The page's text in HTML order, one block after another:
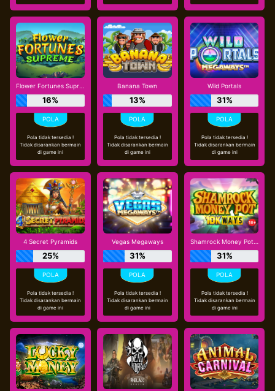
Flower Fortunes Supreme
16%
Pola tidak tersedia !
Tidak disarankan bermain
di game ini
Banana Town
13%
Pola tidak tersedia !
Tidak disarankan bermain
di game ini
Wild Portals
31%
Pola tidak tersedia !
Tidak disarankan bermain
di game ini
4 Secret Pyramids
25%
Pola tidak tersedia !
Tidak disarankan bermain
di game ini
Vegas Megaways
31%
Pola tidak tersedia !
Tidak disarankan bermain
di game ini
Shamrock Money Pot 10K Ways
31%
Pola tidak tersedia !
Tidak disarankan bermain
di game ini